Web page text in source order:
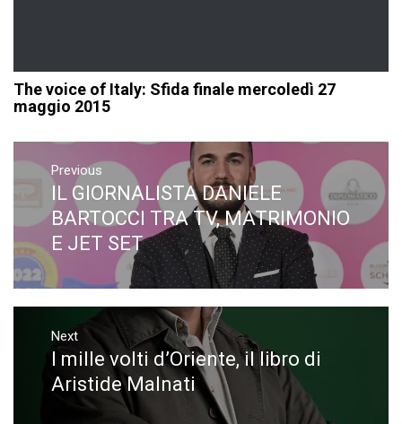
The voice of Italy: Sfida finale mercoledì 27
maggio 2015
Navigazione
articoli
Previous
Previous
post:
IL GIORNALISTA DANIELE
BARTOCCI TRA TV, MATRIMONIO
E JET SET
Next
Next
post:
I mille volti d’Oriente, il libro di
Aristide Malnati